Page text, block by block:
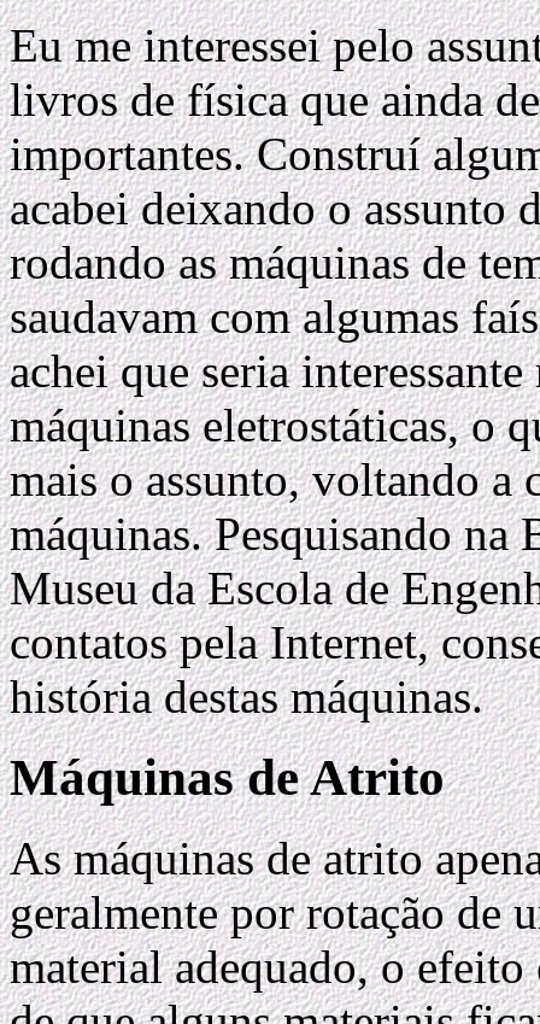
Eu me interessei pelo
livros de física que ainda
importantes. Construí
acabei deixando o assunto
rodando as máquinas de
saudavam com algumas
achei que seria
máquinas eletrostáticas, o
mais o assunto, voltando a
máquinas. Pesquisando na
Museu da Escola de
contatos pela Internet,
história destas máquinas.
Máquinas de Atrito
As máquinas de atrito
geralmente por rotação de
material adequado, o